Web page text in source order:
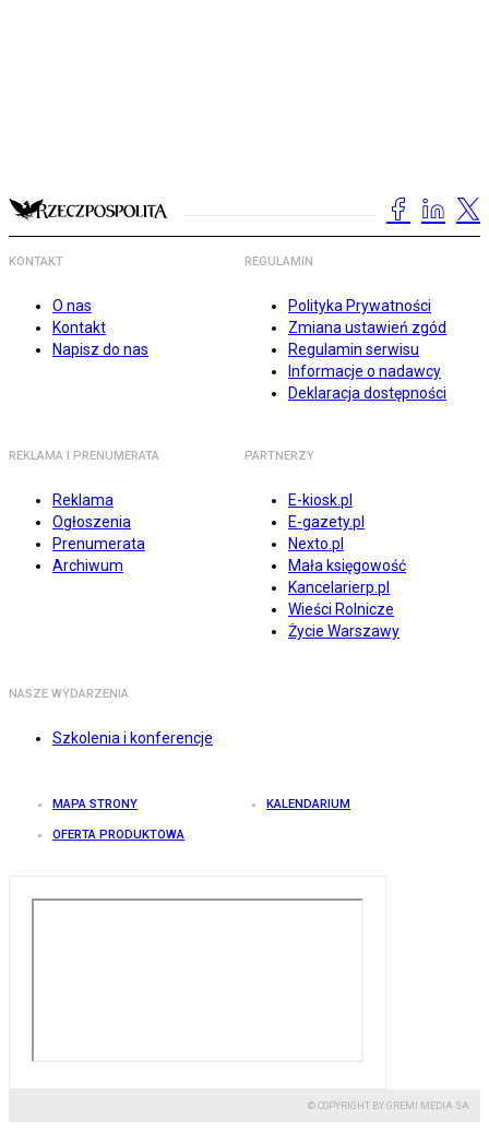
KONTAKT
O nas
Kontakt
Napisz do nas
REGULAMIN
Polityka Prywatności
Zmiana ustawień zgód
Regulamin serwisu
Informacje o nadawcy
Deklaracja dostępności
REKLAMA I PRENUMERATA
Reklama
Ogłoszenia
Prenumerata
Archiwum
PARTNERZY
E-kiosk.pl
E-gazety.pl
Nexto.pl
Mała księgowość
Kancelarierp.pl
Wieści Rolnicze
Życie Warszawy
NASZE WYDARZENIA
Szkolenia i konferencje
MAPA STRONY KALENDARIUM
OFERTA PRODUKTOWA
© COPYRIGHT BY GREMI MEDIA SA